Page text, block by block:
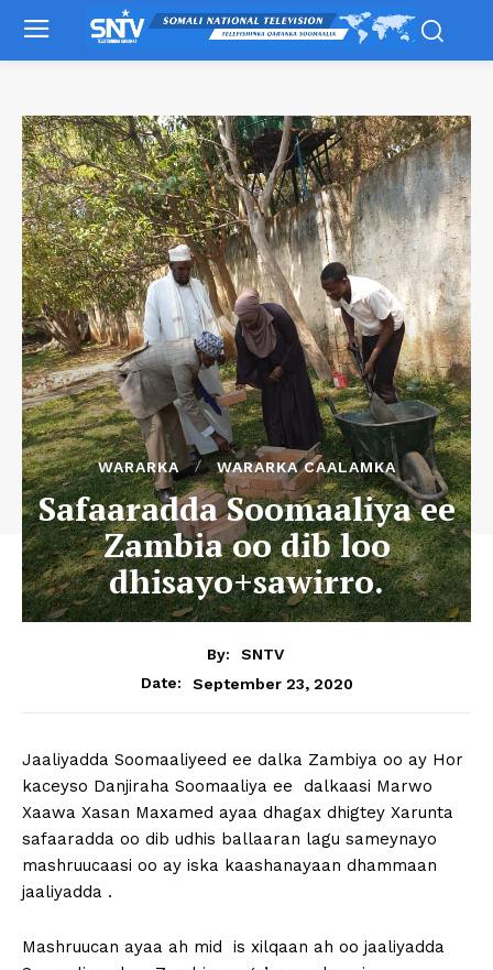
WARARKA WARARKA CAALAMKA
Safaaradda Soomaaliya ee
Zambia oo dib loo
dhisayo+sawirro.
By:
SNTV
Date:
September 23, 2020
Jaaliyadda Soomaaliyeed ee dalka Zambiya oo ay Hor
kaceyso Danjiraha Soomaaliya ee dalkaasi Marwo
Xaawa Xasan Maxamed ayaa dhagax dhigtey Xarunta
safaaradda oo dib udhis ballaaran lagu sameynayo
mashruucaasi oo ay iska kaashanayaan dhammaan
jaaliyadda .
Mashruucan ayaa ah mid is xilqaan ah oo jaaliyadda